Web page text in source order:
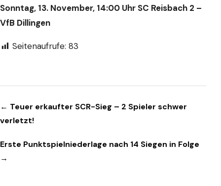
Sonntag, 13. November, 14:00 Uhr SC Reisbach 2 –
VfB Dillingen
Seitenaufrufe: 83
Beitragsnavigation
← Teuer erkaufter SCR-Sieg – 2 Spieler schwer
verletzt!
Erste Punktspielniederlage nach 14 Siegen in Folge
→